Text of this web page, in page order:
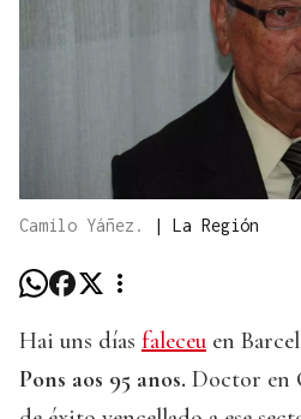
Camilo Yáñez. | La Región
Hai uns días faleceu en
Pons aos 95 anos. Doctor en